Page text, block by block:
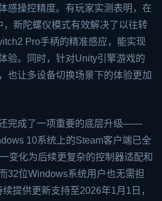
感操控精度。有玩家实测表明，在
，新陀螺仪模式有效解决了以往转
Pro手柄的精准感应，能实现
验。同时，针对Unity引擎游戏的
也让多设备切换场景下的体验更加
完成了一项重要的底层升级——
10系统上的Steam客户端已全
变化为后续更复杂的控制器适配和
32位Windows系统用户也无需担
提供更新支持至2026年1月1日，